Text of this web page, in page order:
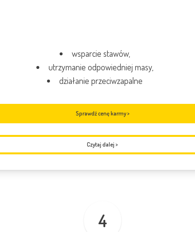
wsparcie stawów,
utrzymanie odpowiedniej masy,
działanie przeciwzapalne
Sprawdź cenę karmy >
Czytaj dalej >
4